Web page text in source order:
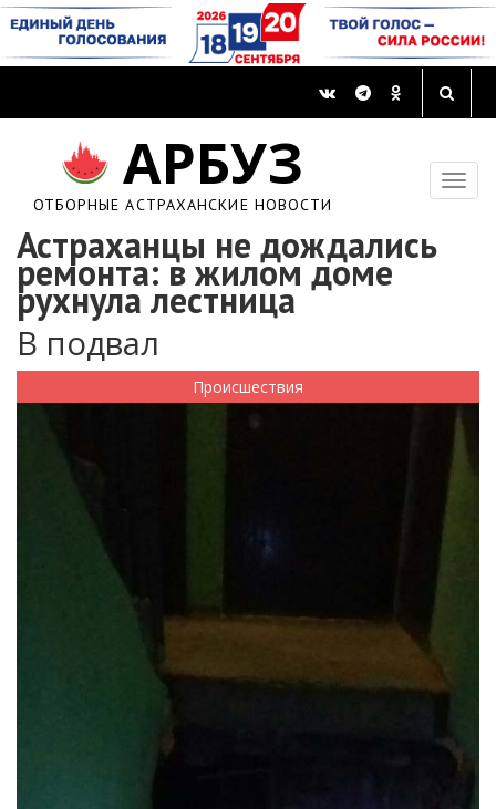
АРБУЗ
ОТБОРНЫЕ АСТРАХАНСКИЕ НОВОСТИ
Астраханцы не дождались
ремонта: в жилом доме
рухнула лестница
В подвал
Происшествия